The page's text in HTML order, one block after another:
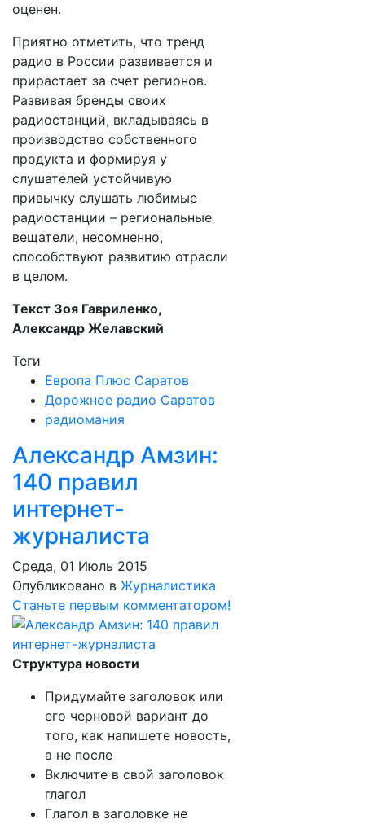
оценен.
Приятно отметить, что тренд
радио в России развивается и
прирастает за счет регионов.
Развивая бренды своих
радиостанций, вкладываясь в
производство собственного
продукта и формируя у
слушателей устойчивую
привычку слушать любимые
радиостанции – региональные
вещатели, несомненно,
способствуют развитию отрасли
в целом.
Текст Зоя Гавриленко,
Александр Желавский
Теги
Европа Плюс Саратов
Дорожное радио Саратов
радиомания
Александр Амзин:
140 правил
интернет-
журналиста
Среда, 01 Июль 2015
Опубликовано в Журналистика
Станьте первым комментатором!
Структура новости
Придумайте заголовок или
его черновой вариант до
того, как напишете новость,
а не после
Включите в свой заголовок
глагол
Глагол в заголовке не